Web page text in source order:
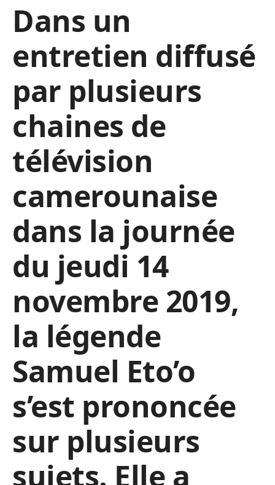
Dans un
entretien diffusé
par plusieurs
chaines de
télévision
camerounaise
dans la journée
du jeudi 14
novembre 2019,
la légende
Samuel Eto’o
s’est prononcée
sur plusieurs
sujets. Elle a